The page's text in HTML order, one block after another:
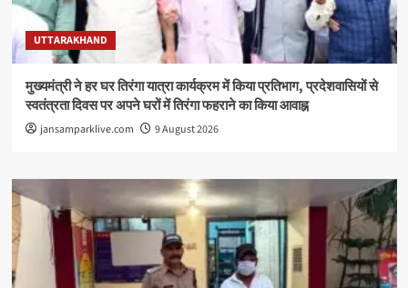
UTTARAKHAND
मुख्यमंत्री ने हर घर तिरंगा यात्रा कार्यक्रम में किया प्रतिभाग, प्रदेशवासियों से
स्वतंत्रता दिवस पर अपने घरों में तिरंगा फहराने का किया आवाह्न
jansamparklive.com 9 August 2026